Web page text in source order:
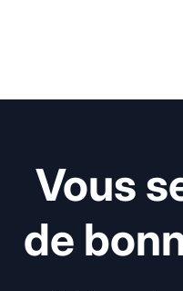
Vous
de